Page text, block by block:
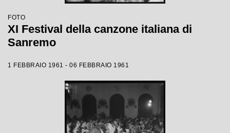
FOTO
XI Festival della canzone italiana di
Sanremo
1 FEBBRAIO 1961 - 06 FEBBRAIO 1961